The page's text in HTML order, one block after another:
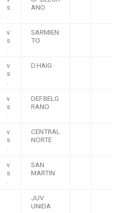
s
.
ANO
v
s
.
SARMIEN
TO
v
s
.
D.HAIG
v
s
.
DEF.BELG
RANO
v
s
.
CENTRAL
NORTE
v
s
.
SAN
MARTIN
JUV
UNIDA